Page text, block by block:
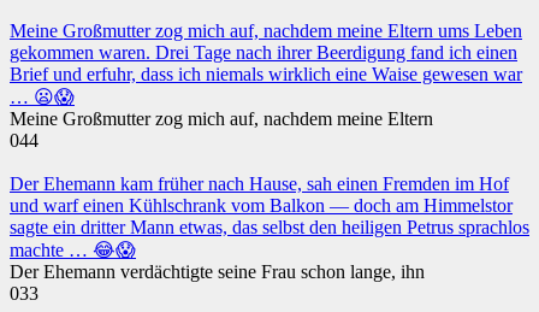
Meine Großmutter zog mich auf, nachdem meine Eltern ums Leben
gekommen waren. Drei Tage nach ihrer Beerdigung fand ich einen
Brief und erfuhr, dass ich niemals wirklich eine Waise gewesen war
… 😦😱
Meine Großmutter zog mich auf, nachdem meine Eltern
044
Der Ehemann kam früher nach Hause, sah einen Fremden im Hof
und warf einen Kühlschrank vom Balkon — doch am Himmelstor
sagte ein dritter Mann etwas, das selbst den heiligen Petrus sprachlos
machte … 😂😱
Der Ehemann verdächtigte seine Frau schon lange, ihn
033